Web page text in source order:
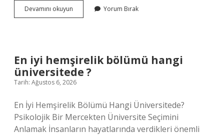
Devamını okuyun Mideden
gelen
?
Yorum Bırak
En iyi hemşirelik bölümü hangi
üniversitede ?
Tarih: Ağustos 6, 2026
En İyi Hemşirelik Bölümü Hangi Üniversitede?
Psikolojik Bir Mercekten Üniversite Seçimini
Anlamak İnsanların hayatlarında verdikleri önemli